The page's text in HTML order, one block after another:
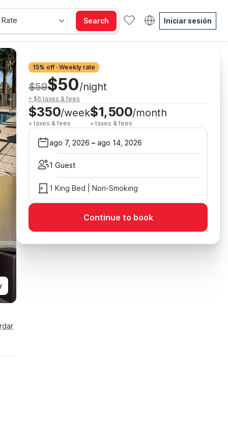
Search Iniciar sesión
15% off · Weekly rate
$59$50/night
+ $6 taxes & fees
$350/week
+ taxes & fees
$1,500/month
+ taxes & fees
ago 7, 2026 – ago 14, 2026
1 Guest
1 King Bed | Non-Smoking
Continue to book